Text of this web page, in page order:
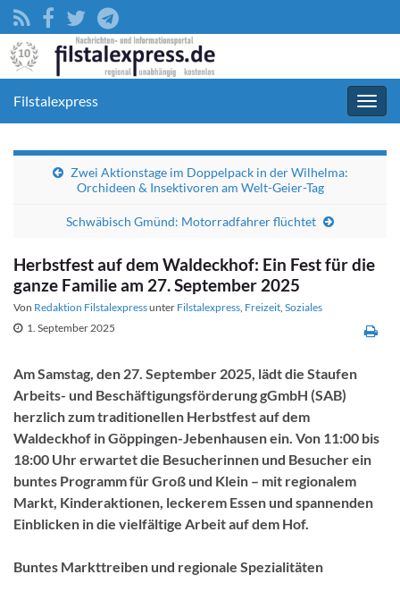
Filstalexpress
Zwei Aktionstage im Doppelpack in der Wilhelma:
Orchideen & Insektivoren am Welt-Geier-Tag
Schwäbisch Gmünd: Motorradfahrer flüchtet
Herbstfest auf dem Waldeckhof: Ein Fest für die
ganze Familie am 27. September 2025
Von Redaktion Filstalexpressunter Filstalexpress, Freizeit, Soziales
1. September 2025
Am Samstag, den 27. September 2025, lädt die Staufen
Arbeits- und Beschäftigungsförderung gGmbH (SAB)
herzlich zum traditionellen Herbstfest auf dem
Waldeckhof in Göppingen-Jebenhausen ein. Von 11:00 bis
18:00 Uhr erwartet die Besucherinnen und Besucher ein
buntes Programm für Groß und Klein – mit regionalem
Markt, Kinderaktionen, leckerem Essen und spannenden
Einblicken in die vielfältige Arbeit auf dem Hof.
Buntes Markttreiben und regionale Spezialitäten